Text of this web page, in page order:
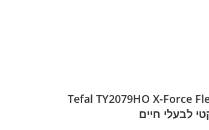
Tefal TY2079HO X-Force